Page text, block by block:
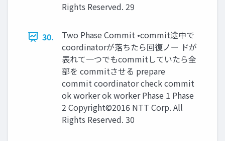
Rights Reserved. 29
30.
Two Phase Commit •commit途中で
coordinatorが落ちたら回復ノー ドが
表れて一つでもcommitしていたら全
部を commitさせる prepare
commit coordinator check commit
ok worker ok worker Phase 1 Phase
2 Copyright©2016 NTT Corp. All
Rights Reserved. 30